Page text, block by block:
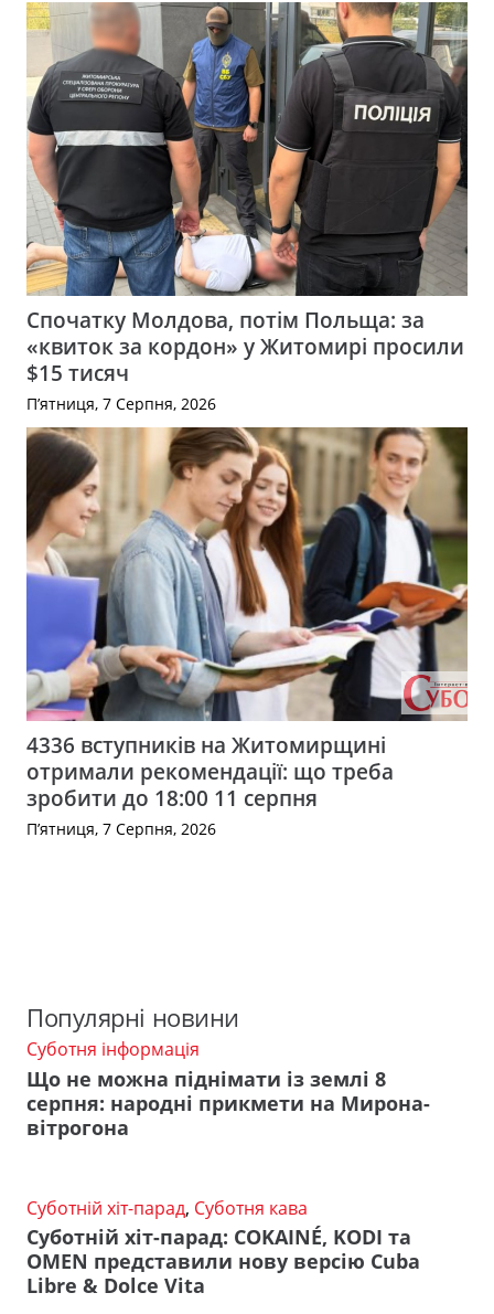
Спочатку Молдова, потім Польща: за
«квиток за кордон» у Житомирі просили
$15 тисяч
П’ятниця, 7 Серпня, 2026
4336 вступників на Житомирщині
отримали рекомендації: що треба
зробити до 18:00 11 серпня
П’ятниця, 7 Серпня, 2026
Популярні новини
Суботня інформація
Що не можна піднімати із землі 8
серпня: народні прикмети на Мирона-
вітрогона
Суботній хіт-парад, Суботня кава
Суботній хіт-парад: COKAINÉ, KODI та
OMEN представили нову версію Cuba
Libre & Dolce Vita